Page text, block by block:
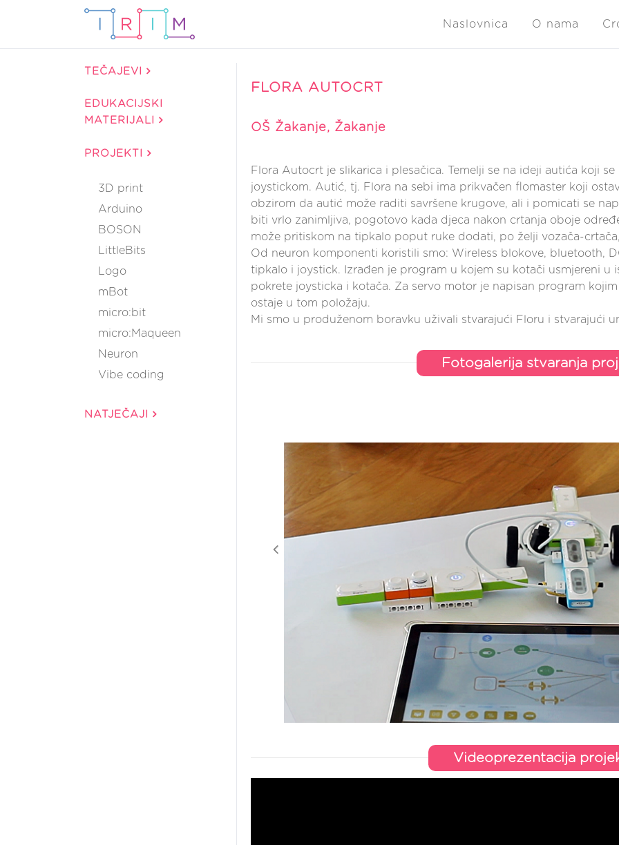
Naslovnica O nama
TEČAJEVI
EDUKACIJSKI
MATERIJALI
PROJEKTI
3D print
Arduino
BOSON
LittleBits
Logo
mBot
micro:bit
micro:Maqueen
Neuron
Vibe coding
NATJEČAJI
FLORA AUTOCRT
OŠ Žakanje, Žakanje
Flora Autocrt je slikarica i plesačica. Temelji se na ideji autića koji
joystickom. Autić, tj. Flora na sebi ima prikvačen flomaster koji
obzirom da autić može raditi savršene krugove, ali i pomicati se
biti vrlo zanimljiva, pogotovo kada djeca nakon crtanja oboje
može pritiskom na tipkalo poput ruke dodati, po želji vozača-
Od neuron komponenti koristili smo: Wireless blokove, bluetooth,
tipkalo i joystick. Izrađen je program u kojem su kotači usmjereni u
pokrete joysticka i kotača. Za servo motor je napisan program
ostaje u tom položaju.
Mi smo u produženom boravku uživali stvarajući Floru i stvarajući
Fotogalerija stvaranja
Videoprezentacija